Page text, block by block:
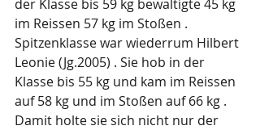
der Klasse bis 59 kg bewältigte 45 kg
im Reissen 57 kg im Stoßen .
Spitzenklasse war wiederrum Hilbert
Leonie (Jg.2005) . Sie hob in der
Klasse bis 55 kg und kam im Reissen
auf 58 kg und im Stoßen auf 66 kg .
Damit holte sie sich nicht nur der